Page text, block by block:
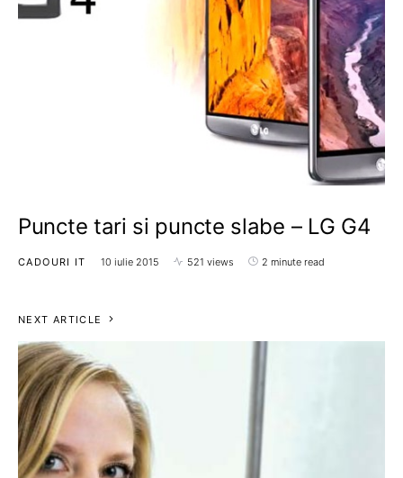
Puncte tari si puncte slabe – LG G4
CADOURI IT 10 iulie 2015 521 views 2 minute read
NEXT ARTICLE